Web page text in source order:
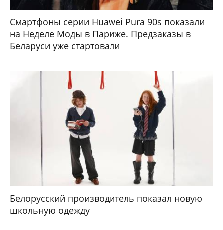
Смартфоны серии Huawei Pura 90s показали
на Неделе Моды в Париже. Предзаказы в
Беларуси уже стартовали
Белорусский производитель показал новую
школьную одежду